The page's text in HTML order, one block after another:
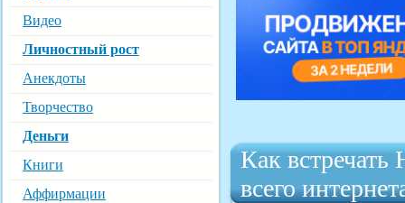
Видео
Личностный рост
Анекдоты
Творчество
Деньги
Книги
Аффирмации
Как
всего